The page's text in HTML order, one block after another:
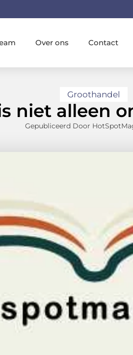
Over ons Contact
Groothandel
niet alleen
Gepubliceerd Door